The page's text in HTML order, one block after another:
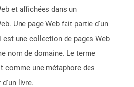
et affichées dans un
Une page Web fait partie d'un
est une collection de pages Web
nom de domaine. Le terme
comme une métaphore des
d'un livre.